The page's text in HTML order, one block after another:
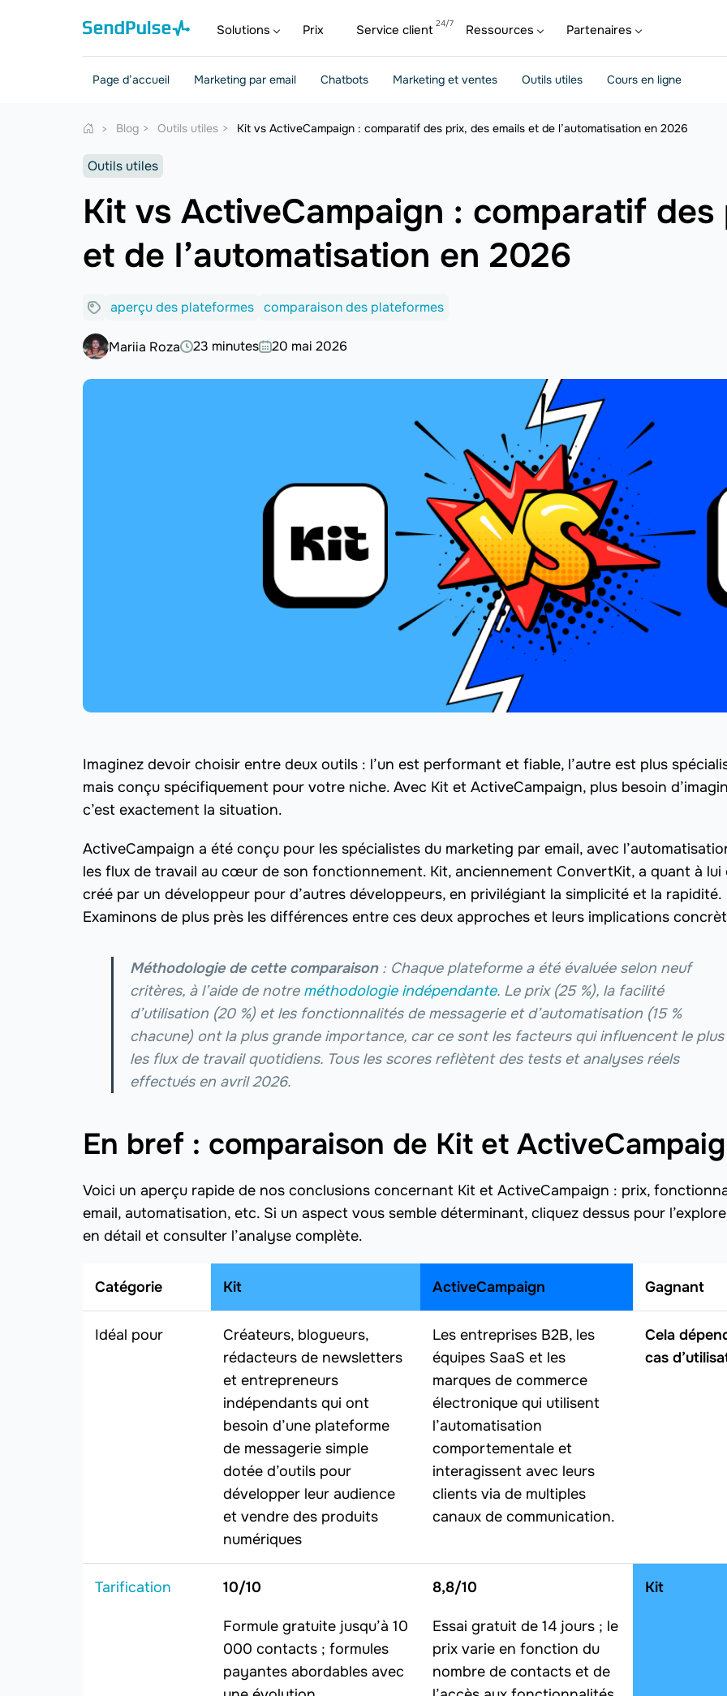
Solutions Prix Service client Ressources Partenaires
Page d’accueil Marketing par email Chatbots Marketing et ventes Outils utiles Cours en ligne
Blog Outils utiles Kit vs ActiveCampaign : comparatif des prix, des emails et de l’automatisation en 2026
Outils utiles
Kit vs ActiveCampaign : comparatif des
et de l’automatisation en 2026
aperçu des plateformes comparaison des plateformes
Mariia Roza 23 minutes 20 mai 2026
Imaginez devoir choisir entre deux outils : l’un est performant et fiable, l’autre est plus
mais conçu spécifiquement pour votre niche. Avec Kit et ActiveCampaign, plus besoin
c’est exactement la situation.
ActiveCampaign a été conçu pour les spécialistes du marketing par email, avec
les flux de travail au cœur de son fonctionnement. Kit, anciennement ConvertKit, a quant à lui
créé par un développeur pour d’autres développeurs, en privilégiant la simplicité et la rapidité.
Examinons de plus près les différences entre ces deux approches et leurs implications
Méthodologie de cette comparaison: Chaque plateforme a été évaluée selon neuf
critères, à l’aide de notre méthodologie indépendante. Le prix (25 %), la facilité
d’utilisation (20 %) et les fonctionnalités de messagerie et d’automatisation (15 %
chacune) ont la plus grande importance, car ce sont les facteurs qui influencent le plus
les flux de travail quotidiens. Tous les scores reflètent des tests et analyses réels
effectués en avril 2026.
En bref : comparaison de Kit et
Voici un aperçu rapide de nos conclusions concernant Kit et ActiveCampaign : prix,
email, automatisation, etc. Si un aspect vous semble déterminant, cliquez dessus pour
en détail et consulter l’analyse complète.
Catégorie Kit ActiveCampaign Gagnant
Idéal pour
Créateurs, blogueurs,
rédacteurs de newsletters
et entrepreneurs
indépendants qui ont
besoin d’une plateforme
de messagerie simple
dotée d’outils pour
développer leur audience
et vendre des produits
numériques
Les entreprises B2B, les
équipes SaaS et les
marques de commerce
électronique qui utilisent
l’automatisation
comportementale et
interagissent avec leurs
clients via de multiples
canaux de communication.
Cela
cas
Tarification 10/10
Formule gratuite jusqu’à 10
000 contacts ; formules
payantes abordables avec
8,8/10
Essai gratuit de 14 jours ; le
prix varie en fonction du
nombre de contacts et de
Kit